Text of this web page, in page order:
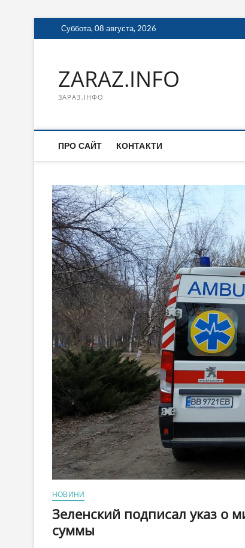
Перейти
к
Суббота, 08 августа, 2026
ZARAZ.INFO
ЗАРАЗ.ІНФО
ПРО САЙТ КОНТАКТИ
НОВИНИ
Зеленский подписал указ о
суммы